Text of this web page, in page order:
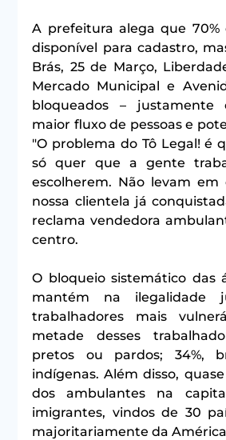
A prefeitura alega que 70%
disponível para cadastro,
Brás, 25 de Março,
Mercado Municipal e
bloqueados – justamente
maior fluxo de pessoas e
"O problema do Tô Legal! é
só quer que a gente
escolherem. Não levam em
nossa clientela já
reclama vendedora
centro.
O bloqueio sistemático das
mantém na ilegalidade
trabalhadores mais
metade desses
pretos ou pardos; 34%,
indígenas. Além disso,
dos ambulantes na
imigrantes, vindos de 30
majoritariamente da América